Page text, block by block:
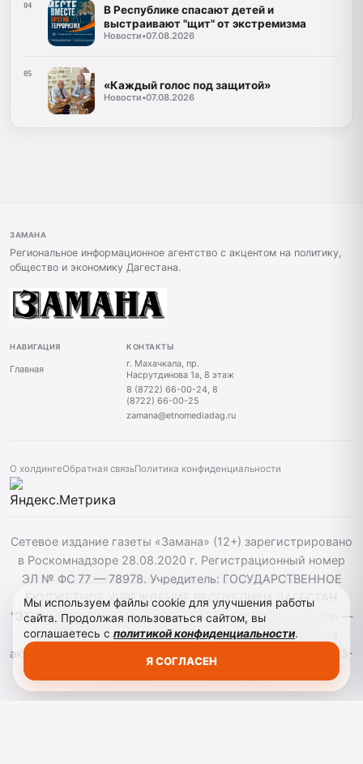
04
В Республике спасают детей и
выстраивают "щит" от экстремизма
Новости•07.08.2026
05
«Каждый голос под защитой»
Новости•07.08.2026
ЗАМАНА
Региональное информационное агентство с акцентом на политику,
общество и экономику Дагестана.
НАВИГАЦИЯ
Главная
КОНТАКТЫ
г. Махачкала, пр.
Насрутдинова 1а, 8 этаж
8 (8722) 66-00-24, 8
(8722) 66-00-25
zamana@etnomediadag.ru
О холдингеОбратная связьПолитика конфиденциальности
Сетевое издание газеты «Замана» (12+) зарегистрировано
в Роскомнадзоре 28.08.2020 г. Регистрационный номер
ЭЛ № ФС 77 — 78978. Учредитель: ГОСУДАРСТВЕННОЕ
БЮДЖЕТНОЕ УЧРЕЖДЕНИЕ РЕСПУБЛИКИ ДАГЕСТАН
"ЭТНОМЕДИАХОЛДИНГ "ДАГЕСТАН". Главный редактор —
Багомедов Р.Р. При использовании материалов сайта
активная гиперссылка на zamana.info обязательна. ©️ 2013-
Мы используем файлы cookie для улучшения работы
сайта. Продолжая пользоваться сайтом, вы
соглашаетесь с политикой конфиденциальности.
Я СОГЛАСЕН